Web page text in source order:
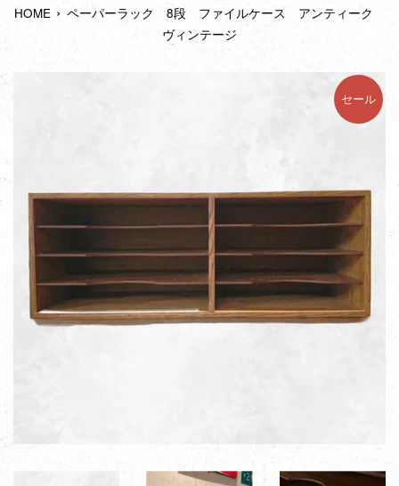
ュ
ー
HOME › ペーパーラック 8段 ファイルケース アンティーク
ヴィンテージ
セール